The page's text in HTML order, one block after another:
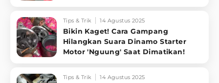
Tips & Trik 14 Agustus 2025
Bikin Kaget! Cara Gampang
Hilangkan Suara Dinamo Starter
Motor 'Nguung' Saat Dimatikan!
Tips & Trik 14 Agustus 2025